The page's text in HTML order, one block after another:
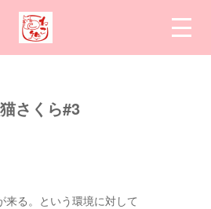
さくら#3
る。という環境に対して